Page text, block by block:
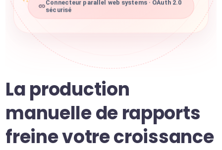
Connecteur parallel web systems · OAuth 2.0
sécurisé
La production
manuelle de rapports
freine votre croissance